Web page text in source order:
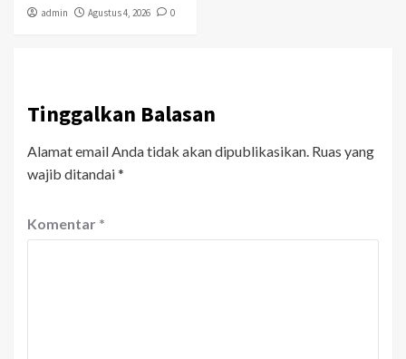
admin Agustus 4, 2026 0
Tinggalkan Balasan
Alamat email Anda tidak akan dipublikasikan. Ruas yang
wajib ditandai*
Komentar *